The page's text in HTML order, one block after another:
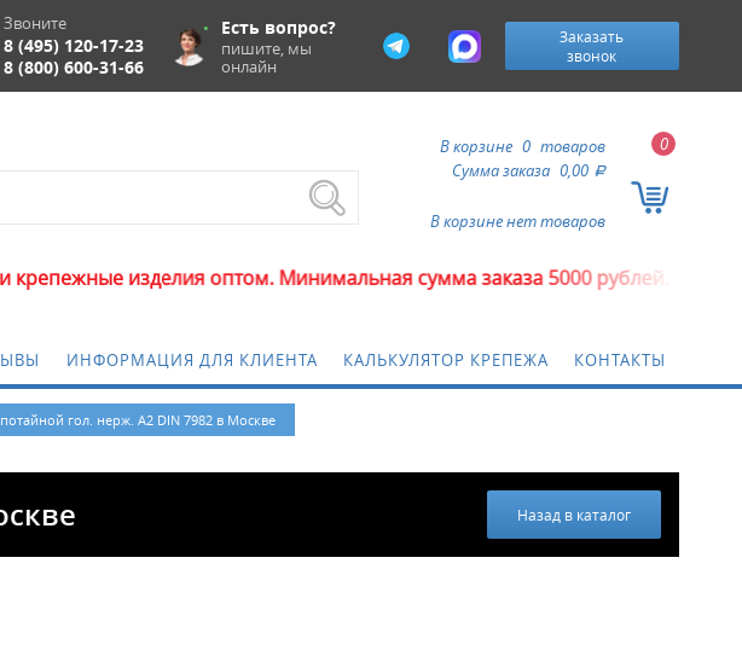
Есть вопрос?
пишите, мы
онлайн
Звоните
8 (495) 120-17-23
8 (800) 600-31-66
Заказать
звонок
0
В корзине 0 товаров
Сумма заказа 0,00 a
В корзине нет товаров
изделия оптом. Минимальная сумма заказа 5000 рублей.
ИНФОРМАЦИЯ ДЛЯ КЛИЕНТА КАЛЬКУЛЯТОР КРЕПЕЖА КОНТАКТЫ
гол. нерж. А2 DIN 7982 в Москве
Назад в каталог